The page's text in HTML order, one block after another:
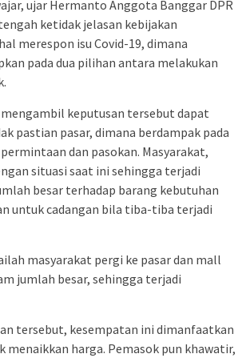
ujar Hermanto Anggota Banggar DPR
ketidak jelasan kebijakan
merespon isu Covid-19, dimana
pada dua pilihan antara melakukan
keputusan tersebut dapat
pastian pasar, dimana berdampak pada
dan pasokan. Masyarakat,
situasi saat ini sehingga terjadi
besar terhadap barang kebutuhan
untuk cadangan bila tiba-tiba terjadi
masyarakat pergi ke pasar dan mall
jumlah besar, sehingga terjadi
tersebut, kesempatan ini dimanfaatkan
menaikkan harga. Pemasok pun khawatir,